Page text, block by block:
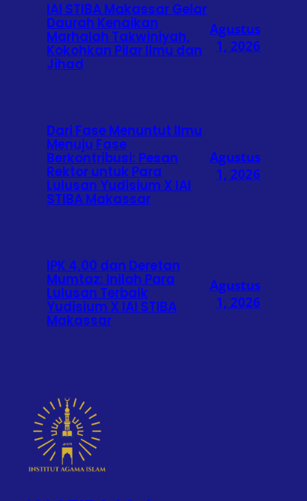
IAI STIBA Makassar Gelar
Daurah Kenaikan
Marhalah Takwiniyah,
Kokohkan Pilar Ilmu dan
Jihad
Agustus
1, 2026
Dari Fase Menuntut Ilmu
Menuju Fase
Berkontribusi: Pesan
Rektor untuk Para
Lulusan Yudisium X IAI
STIBA Makassar
Agustus
1, 2026
IPK 4,00 dan Deretan
Mumtaz: Inilah Para
Lulusan Terbaik
Yudisium X IAI STIBA
Makassar
Agustus
1, 2026